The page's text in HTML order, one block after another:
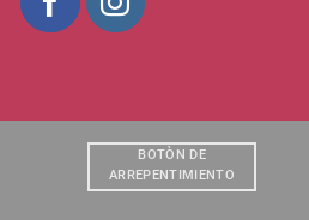
BOTÒN DE
ARREPENTIMIENTO